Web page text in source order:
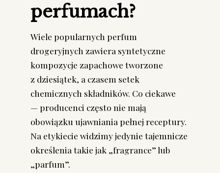
perfumach?
Wiele popularnych perfum
drogeryjnych zawiera syntetyczne
kompozycje zapachowe tworzone
z dziesiątek, a czasem setek
chemicznych składników. Co ciekawe
— producenci często nie mają
obowiązku ujawniania pełnej receptury.
Na etykiecie widzimy jedynie tajemnicze
określenia takie jak „fragrance” lub
„parfum”.